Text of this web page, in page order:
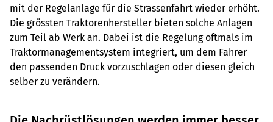
mit der Regelanlage für die Strassenfahrt wieder erhöht.
Die grössten Traktorenhersteller bieten solche Anlagen
zum Teil ab Werk an. Dabei ist die Regelung oftmals im
Traktormanagementsystem integriert, um dem Fahrer
den passenden Druck vorzuschlagen oder diesen gleich
selber zu verändern.